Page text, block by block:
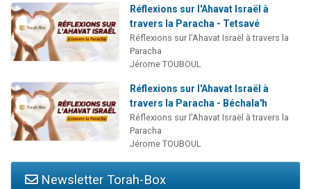
Réflexions sur l'Ahavat Israël à
travers la Paracha - Tetsavé
Réflexions sur l'Ahavat Israël à travers la
Paracha
Jérome TOUBOUL
Réflexions sur l'Ahavat Israël à
travers la Paracha - Béchala'h
Réflexions sur l'Ahavat Israël à travers la
Paracha
Jérome TOUBOUL
Newsletter Torah-Box